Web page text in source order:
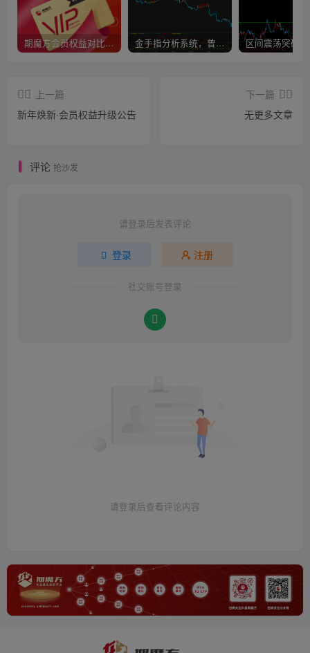
期魔方会员权益对比，总有一项适合您！ 金手指分析系统，曾经市场价39800
上一篇
新年焕新·会员权益升级公告
下一篇
无更多文章
评论 抢沙发
请登录后发表评论
登录 注册
社交账号登录
请登录后查看评论内容